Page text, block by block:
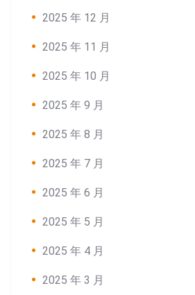
2025 年 12 月
2025 年 11 月
2025 年 10 月
2025 年 9 月
2025 年 8 月
2025 年 7 月
2025 年 6 月
2025 年 5 月
2025 年 4 月
2025 年 3 月